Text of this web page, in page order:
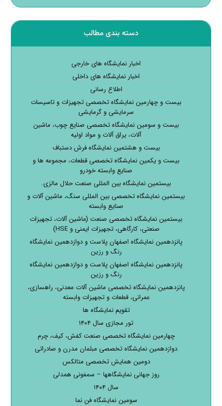
دسته بندی مطالب
اخبار نمایشگاه های خارجی
اخبار نمایشگاه های داخلی
اطلاع رسانی
بیست و چهارمین نمایشگاه تخصصی تجهیزات و تاسیسات
سرمایشی و گرمایشی
بیست و سومین نمایشگاه تخصصی صنایع چوب، ماشین
آلات، یراق آلات و مواد اولیه
بیست و هشتمین نمایشگاه فرش دستباف
بیست و یکمین نمایشگاه تخصصی قطعات، مجموعه ها و
صنایع وابسته خودرو
بیستمین نمایشگاه بین المللی صنعت حلال مالزی.
بیستمین نمایشگاه تخصصی بین المللی سنگ، ماشین آلات و
صنایع وابسته
بیستمین نمایشگاه تخصصی صنعت (ماشین آلات، تجهیزات
صنعتی، کارگاهی، تجهیزات ایمنی و HSE)
پانزدهمین نمایشگاه اصفهان پلاست و دوازدهمین نمایشگاه
رنگ و رزین
پانزدهمین نمایشگاه اصفهان پلاست و دوازدهمین نمایشگاه
رنگ و رزین
پانزدهمین نمایشگاه تخصصی ماشین آلات معدنی، راهسازی،
عمرانی، قطعات و تجهیزات وابسته
تقویم نمایشگاه ها
تور مجازی سال ۱۴۰۴
چهارمین نمایشگاه تخصصی صنعت کفش، کیف، چرم
دوازدهمین نمایشگاه تخصصی مبلمان مدرن و صادراتی
دومین همایش تخصصی متالکس
روز جهانی نمایشگاهها – سمفونی همدلی
سال ۱۴۰۴
سومین نمایشگاه فن نما